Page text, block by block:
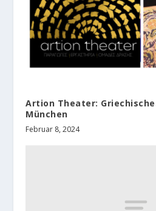
Artion Theater:
München
Februar 8, 2024